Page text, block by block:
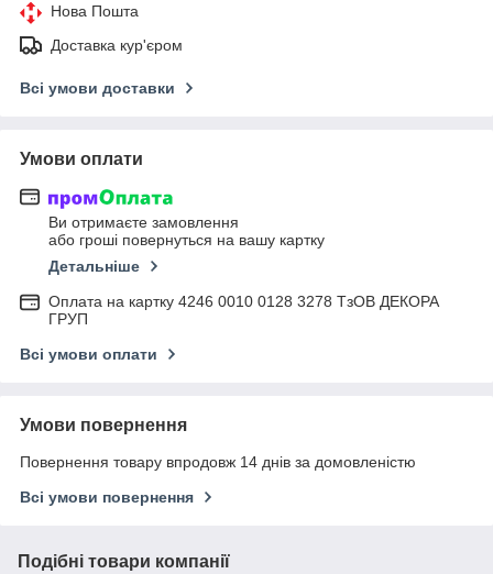
Нова Пошта
Доставка кур'єром
Всі умови доставки
Умови оплати
Ви отримаєте замовлення
або гроші повернуться на вашу картку
Детальніше
Оплата на картку 4246 0010 0128 3278 ТзОВ ДЕКОРА
ГРУП
Всі умови оплати
Умови повернення
Повернення товару впродовж 14 днів за домовленістю
Всі умови повернення
Подібні товари компанії